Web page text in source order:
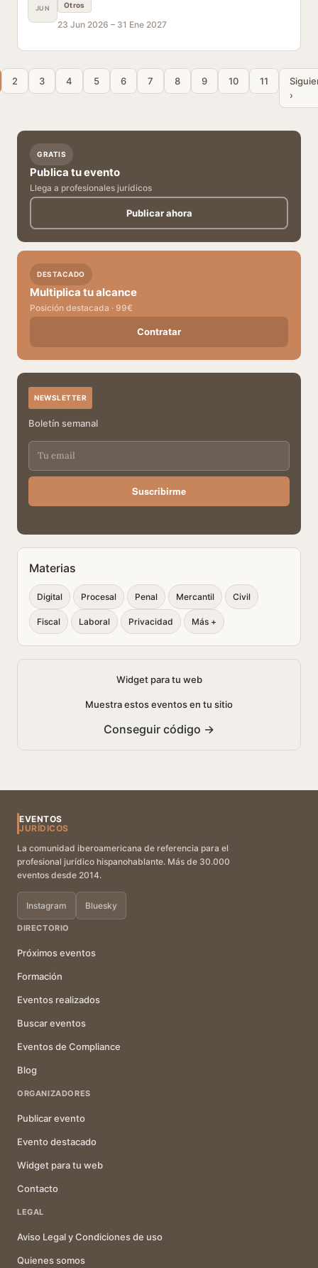
JUN Otros
23 Jun 2026 – 31 Ene 2027
2 3 4 5 6 7 8 9 10 11
›
GRATIS
Publica tu evento
Llega a profesionales jurídicos
Publicar ahora
DESTACADO
Multiplica tu alcance
Posición destacada · 99€
Contratar
NEWSLETTER
Boletín semanal
Suscribirme
Materias
Digital Procesal Penal Mercantil Civil
Fiscal Laboral Privacidad Más +
Widget para tu web
Muestra estos eventos en tu sitio
Conseguir código →
EVENTOS
JURÍDICOS
La comunidad iberoamericana de referencia para el
profesional jurídico hispanohablante. Más de 30.000
eventos desde 2014.
Instagram Bluesky
DIRECTORIO
Próximos eventos
Formación
Eventos realizados
Buscar eventos
Eventos de Compliance
Blog
ORGANIZADORES
Publicar evento
Evento destacado
Widget para tu web
Contacto
LEGAL
Aviso Legal y Condiciones de uso
Quienes somos